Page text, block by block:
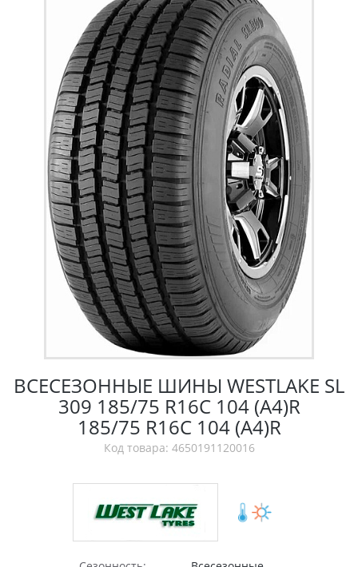
ВСЕСЕЗОННЫЕ ШИНЫ WESTLAKE SL
309 185/75 R16C 104 (A4)R
185/75 R16C 104 (A4)R
Код товара: 4650191120016